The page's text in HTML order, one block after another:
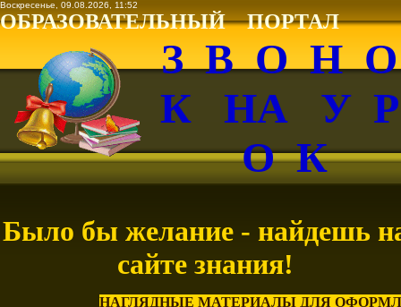
Воскресенье, 09.08.2026, 11:52
ОБРАЗОВАТЕЛЬНЫЙ ПОРТАЛ
З В О Н
К НА У
О К
Было бы желание - найдешь
сайте знания!
НАГЛЯДНЫЕ МАТЕРИАЛЫ ДЛЯ